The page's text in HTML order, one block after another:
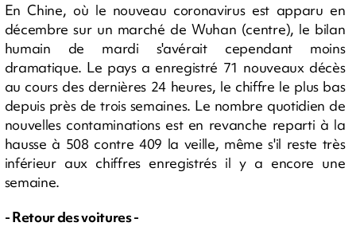
En Chine, où le nouveau coronavirus est apparu en
décembre sur un marché de Wuhan (centre), le bilan
humain de mardi s'avérait cependant moins
dramatique. Le pays a enregistré 71 nouveaux décès
au cours des dernières 24 heures, le chiffre le plus bas
depuis près de trois semaines. Le nombre quotidien de
nouvelles contaminations est en revanche reparti à la
hausse à 508 contre 409 la veille, même s'il reste très
inférieur aux chiffres enregistrés il y a encore une
semaine.
- Retour des voitures -